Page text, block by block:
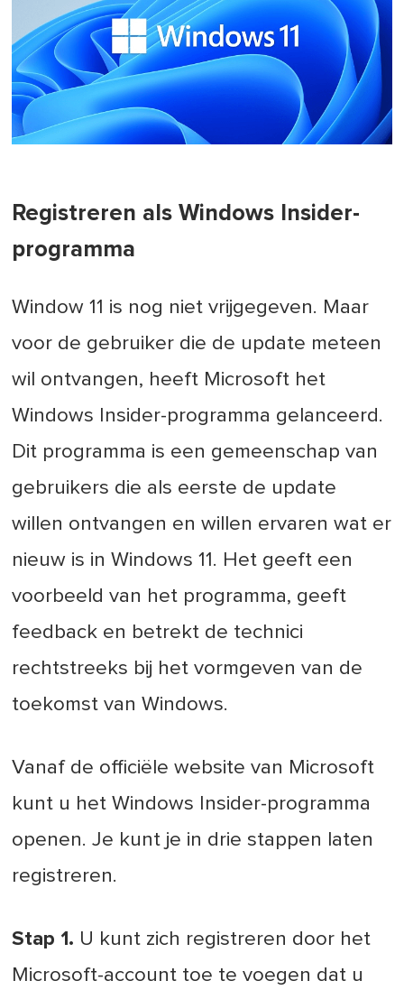
Registreren als Windows Insider-
programma
Window 11 is nog niet vrijgegeven. Maar
voor de gebruiker die de update meteen
wil ontvangen, heeft Microsoft het
Windows Insider-programma gelanceerd.
Dit programma is een gemeenschap van
gebruikers die als eerste de update
willen ontvangen en willen ervaren wat er
nieuw is in Windows 11. Het geeft een
voorbeeld van het programma, geeft
feedback en betrekt de technici
rechtstreeks bij het vormgeven van de
toekomst van Windows.
Vanaf de officiële website van Microsoft
kunt u het Windows Insider-programma
openen. Je kunt je in drie stappen laten
registreren.
Stap 1. U kunt zich registreren door het
Microsoft-account toe te voegen dat u